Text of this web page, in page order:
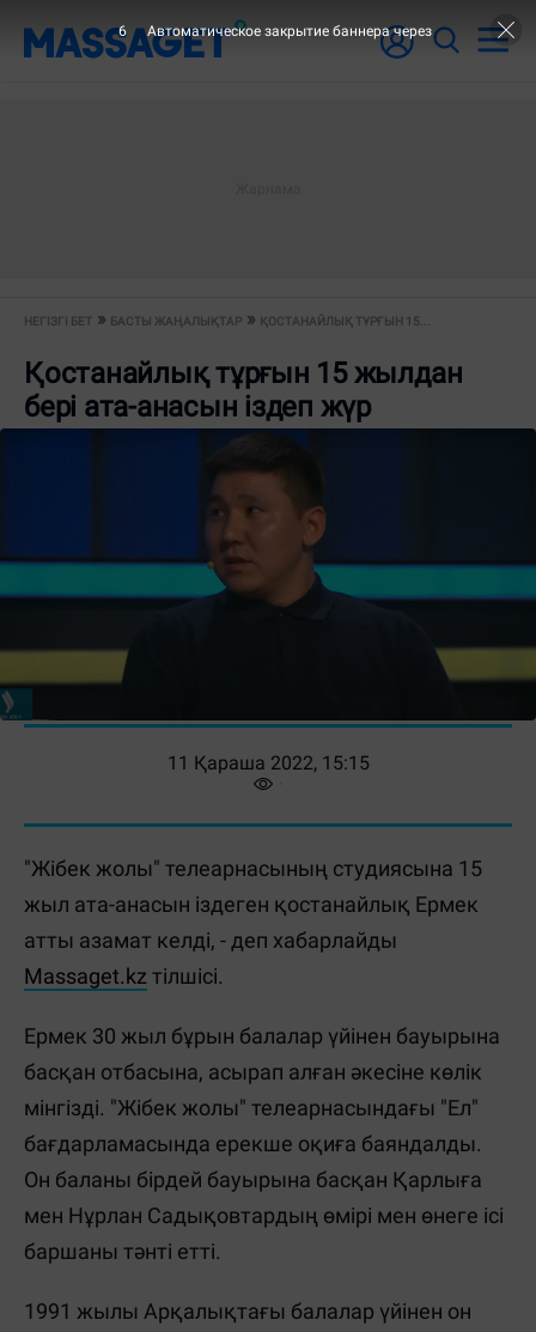
НЕГІЗГІ БЕТ БАСТЫ ЖАҢАЛЫҚТАР ҚОСТАНАЙЛЫҚ ТҰРҒЫН 15...
Қостанайлық тұрғын 15 жылдан
бері ата-анасын іздеп жүр
11 Қараша 2022, 15:15
"Жібек жолы" телеарнасының студиясына 15
жыл ата-анасын іздеген қостанайлық Ермек
атты азамат келді, - деп хабарлайды
Massaget.kzтілшісі.
Ермек 30 жыл бұрын балалар үйінен бауырына
басқан отбасына, асырап алған әкесіне көлік
мінгізді. "Жібек жолы" телеарнасындағы "Ел"
бағдарламасында ерекше оқиға баяндалды.
Он баланы бірдей бауырына басқан Қарлыға
мен Нұрлан Садықовтардың өмірі мен өнеге ісі
баршаны тәнті етті.
1991 жылы Арқалықтағы балалар үйінен он
6 Автоматическое закрытие баннера через